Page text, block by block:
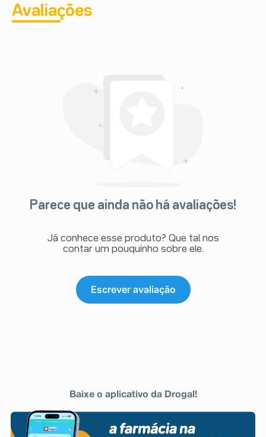
Avaliações
Parece que ainda não há avaliações!
Já conhece esse produto? Que tal nos
contar um pouquinho sobre ele.
Escrever avaliação
Baixe o aplicativo da Drogal!